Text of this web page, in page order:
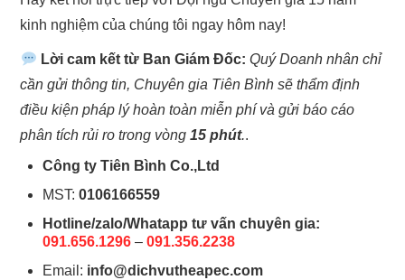
kinh nghiệm của chúng tôi ngay hôm nay!
Lời cam kết từ Ban Giám Đốc: Quý Doanh nhân chỉ
cần gửi thông tin, Chuyên gia Tiên Bình sẽ thẩm định
điều kiện pháp lý hoàn toàn miễn phí và gửi báo cáo
phân tích rủi ro trong vòng15 phút..
Công ty Tiên Bình Co.,Ltd
MST:0106166559
Hotline/zalo/Whatapp tư vấn chuyên gia:
091.656.1296 –091.356.2238
Email: info@dichvutheapec.com